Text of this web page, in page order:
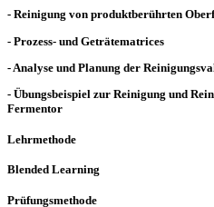
- Reinigung von produktberührten
- Prozess- und Geträtematrices
- Analyse und Planung der
- Übungsbeispiel zur Reinigung und
Fermentor
Lehrmethode
Blended Learning
Prüfungsmethode